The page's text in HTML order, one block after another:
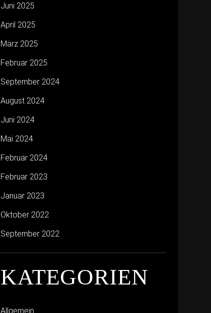
Juni 2025
April 2025
März 2025
Februar 2025
September 2024
August 2024
Juni 2024
Mai 2024
Februar 2024
Februar 2023
Januar 2023
Oktober 2022
September 2022
KATEGORIEN
Allgemein